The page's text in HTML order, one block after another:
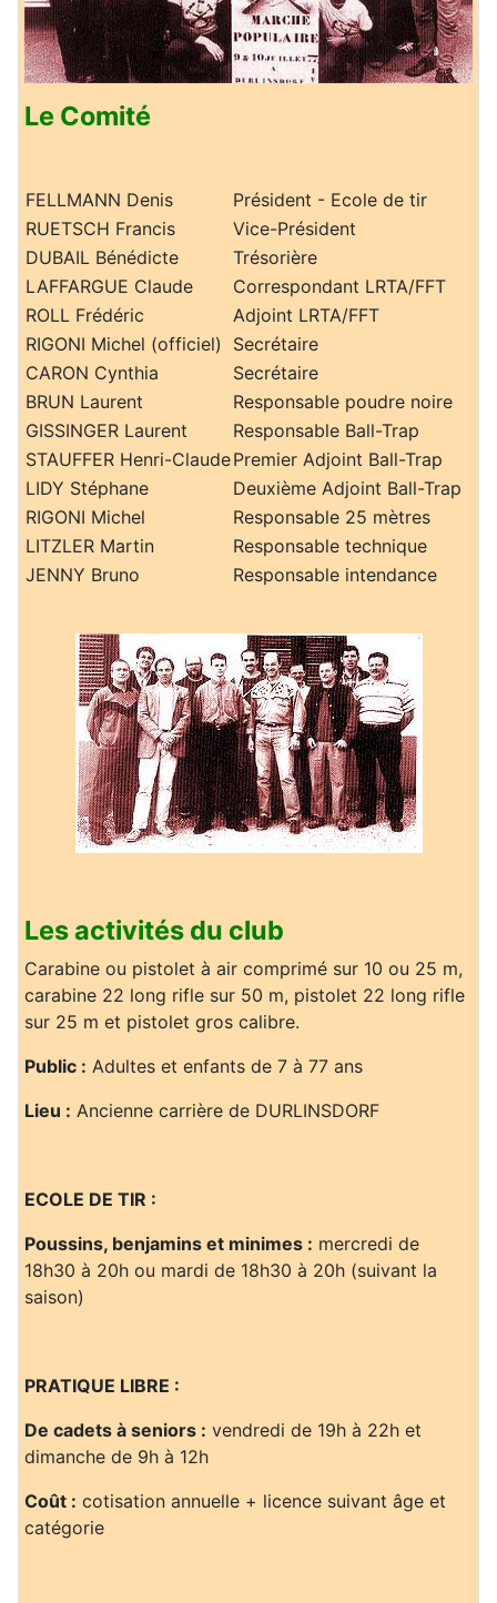
Le Comité
FELLMANN Denis
Président - Ecole de tir
RUETSCH Francis
Vice-Président
DUBAIL Bénédicte
Trésorière
LAFFARGUE Claude
Correspondant LRTA/FFT
ROLL Frédéric
Adjoint LRTA/FFT
RIGONI Michel (officiel)
Secrétaire
CARON Cynthia
Secrétaire
BRUN Laurent
Responsable poudre noire
GISSINGER Laurent
Responsable Ball-Trap
STAUFFER Henri-ClaudePremier Adjoint Ball-Trap
LIDY Stéphane
Deuxième Adjoint Ball-Trap
RIGONI Michel
Responsable 25 mètres
LITZLER Martin
Responsable technique
JENNY Bruno
Responsable intendance
Les activités du club
Carabine ou pistolet à air comprimé sur 10 ou 25 m,
carabine 22 long rifle sur 50 m, pistolet 22 long rifle
sur 25 m et pistolet gros calibre.
Public : Adultes et enfants de 7 à 77 ans
Lieu : Ancienne carrière de DURLINSDORF
ECOLE DE TIR :
Poussins, benjamins et minimes : mercredi de
18h30 à 20h ou mardi de 18h30 à 20h (suivant la
saison)
PRATIQUE LIBRE :
De cadets à seniors : vendredi de 19h à 22h et
dimanche de 9h à 12h
Coût : cotisation annuelle + licence suivant âge et
catégorie